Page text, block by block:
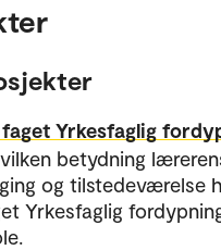
Yrkesfaglig
betydning
og tilstedeværelse
Yrkesfaglig